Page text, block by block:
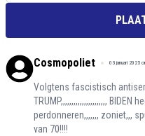
Cosmopoliet 03 januari 2025
Volgtens fascistisch
TRUMP,,,,,,,,,,,,,,,,,,,,,,
perdonneren,,,,,,, zoniet,,,
van 70!!!!